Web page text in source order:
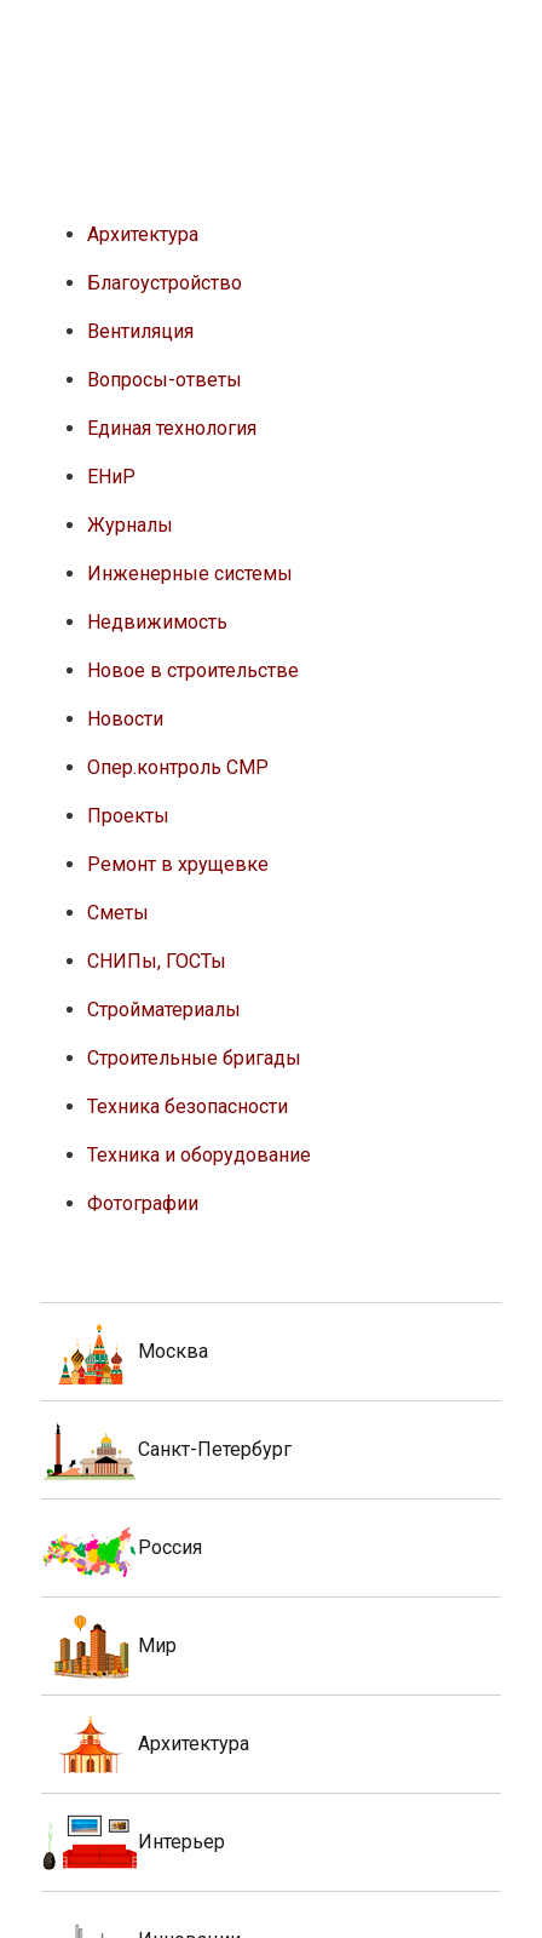
Архитектура
Благоустройство
Вентиляция
Вопросы-ответы
Единая технология
ЕНиР
Журналы
Инженерные системы
Недвижимость
Новое в строительстве
Новости
Опер.контроль СМР
Проекты
Ремонт в хрущевке
Сметы
СНИПы, ГОСТы
Стройматериалы
Строительные бригады
Техника безопасности
Техника и оборудование
Фотографии
Москва
Санкт-Петербург
Россия
Мир
Архитектура
Интерьер